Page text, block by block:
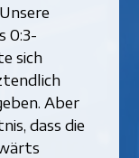
0:3-
sich
Aber
dass die